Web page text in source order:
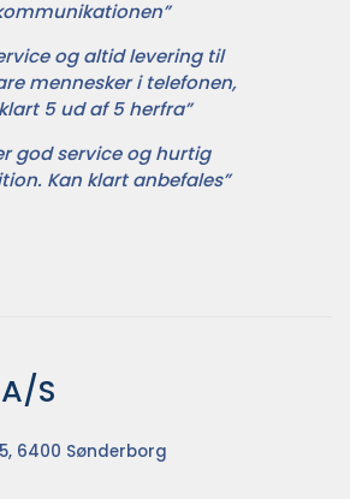
og altid levering til
mennesker i telefonen,
5 ud af 5 herfra”
god service og hurtig
Kan klart anbefales”
S
6400 Sønderborg